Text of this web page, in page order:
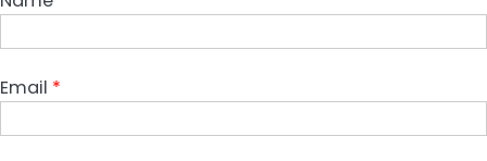
Email *